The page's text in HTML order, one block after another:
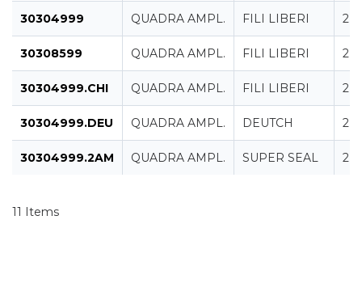
30304999 QUADRA AMPL. FILI LIBERI 2
30308599 QUADRA AMPL. FILI LIBERI 2
30304999.CHI QUADRA AMPL. FILI LIBERI 2
30304999.DEU QUADRA AMPL. DEUTCH 2
30304999.2AM QUADRA AMPL. SUPER SEAL 2
11 Items